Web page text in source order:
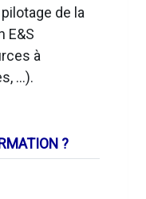
de la
E&S
à
…).
?